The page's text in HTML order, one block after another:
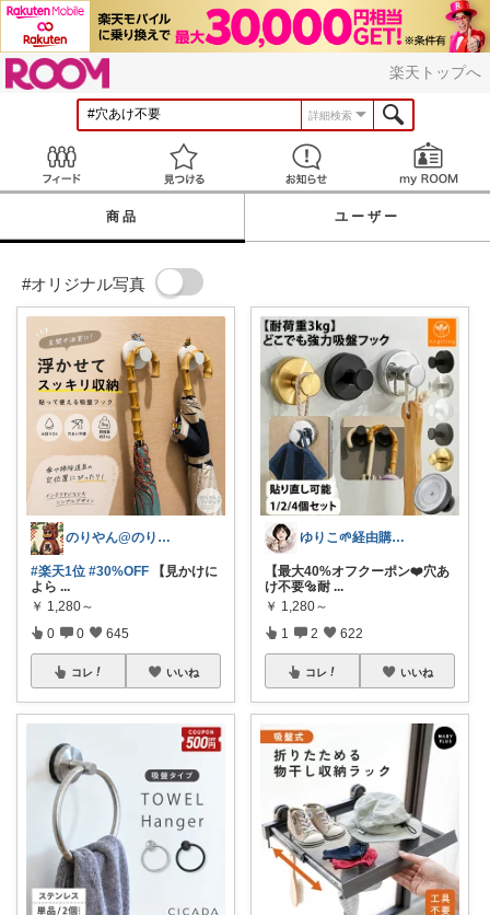
楽天トップへ
詳細検索
見つける お知らせ
商品 ユーザー
#オリジナル写真
のりやん@のりやんフィギュアを探せ開催中
#楽天1位 #30%OFF 【見かけに
よら ...
￥ 1,280～
0 0 645
コレ いいね
ゆりこ🌱経由購入ありがとうございます
【最大40%オフクーポン❤️穴あ
け不要🔩耐 ...
￥ 1,280～
1 2 622
コレ いいね